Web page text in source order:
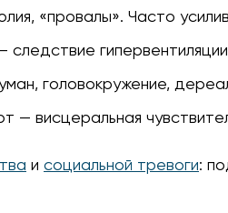
«провалы». Часто
следствие
головокружение,
— висцеральная
и социальной тревоги: